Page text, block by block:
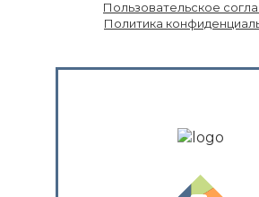
Пользовательское
Политика